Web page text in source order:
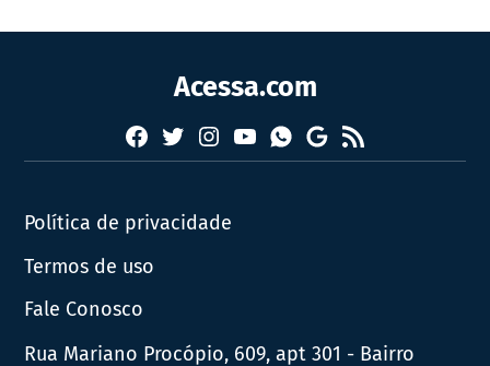
Acessa.com
Facebook
TwitterInstagram
YouTubeWhatsapp
Google
News
RSS
Política de privacidade
Termos de uso
Fale Conosco
Rua Mariano Procópio, 609, apt 301 - Bairro